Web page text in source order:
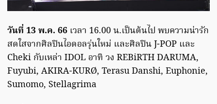
วันที่ 13 พ.ค. 66 เวลา 16.00 น.เป็นต้นไป พบความน่ารัก
สดใสจากศิลปินไอดอลรุ่นใหม่ และศิลปิน J-POP และ
Cheki กับเหล่า IDOL อาทิ วง REBiRTH DARUMA,
Fuyubi, AKIRA-KURØ, Terasu Danshi, Euphonie,
Sumomo, Stellagrima